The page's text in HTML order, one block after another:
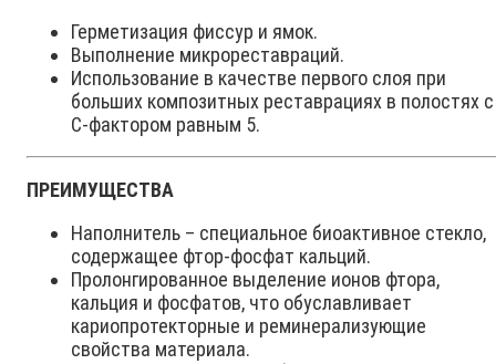
Герметизация фиссур и ямок.
Выполнение микрореставраций.
Использование в качестве первого слоя при
больших композитных реставрациях в полостях с
С-фактором равным 5.
ПРЕИМУЩЕСТВА
Наполнитель – специальное биоактивное стекло,
содержащее фтор-фосфат кальций.
Пролонгированное выделение ионов фтора,
кальция и фосфатов, что обуславливает
кариопротекторные и реминерализующие
свойства материала.